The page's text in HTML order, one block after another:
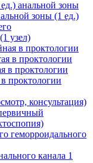
анальной зоны
зоны (1 ед.)
узел)
в проктологии
в проктологии
в проктологии
проктологии
консультация)
геморроидального
канала 1